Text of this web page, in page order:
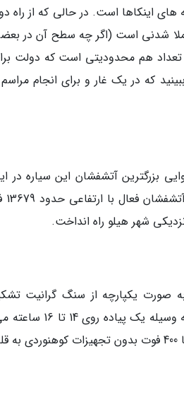
های اینکاها است. در حالی که از
شدنی است (اگر چه سطح آن در
می دهند و این تعداد هم محدودیتی است که
که در یک غار و برای انجام
بزرگترین آتشفشان این سیاره
صورت یکپارچه از سنگ گرانیت
یوسمیت نزدیک به 8800 فوت